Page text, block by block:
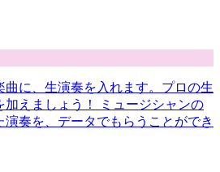
曲に、生演奏を入れます。プロの生
加えましょう！ ミュージシャンの
奏を、データでもらうことができ